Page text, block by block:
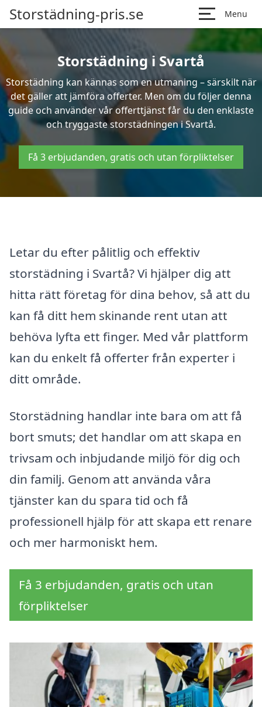
Storstädning-pris.se Menu
Storstädning i Svartå
Storstädning kan kännas som en utmaning – särskilt när
det gäller att jämföra offerter. Men om du följer denna
guide och använder vår offerttjänst får du den enklaste
och tryggaste storstädningen i Svartå.
Få 3 erbjudanden, gratis och utan förpliktelser
Letar du efter pålitlig och effektiv
storstädning i Svartå? Vi hjälper dig att
hitta rätt företag för dina behov, så att du
kan få ditt hem skinande rent utan att
behöva lyfta ett finger. Med vår plattform
kan du enkelt få offerter från experter i
ditt område.
Storstädning handlar inte bara om att få
bort smuts; det handlar om att skapa en
trivsam och inbjudande miljö för dig och
din familj. Genom att använda våra
tjänster kan du spara tid och få
professionell hjälp för att skapa ett renare
och mer harmoniskt hem.
Få 3 erbjudanden, gratis och utan
förpliktelser